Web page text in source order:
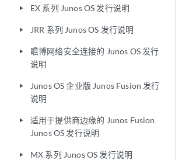
play_arrow EX 系列 Junos OS 发行说明
play_arrow JRR 系列 Junos OS 发行说明
play_arrow
瞻博网络安全连接的 Junos OS 发行
说明
play_arrow
Junos OS 企业版 Junos Fusion 发行
说明
play_arrow
适用于提供商边缘的 Junos Fusion
Junos OS 发行说明
play_arrow MX 系列 Junos OS 发行说明